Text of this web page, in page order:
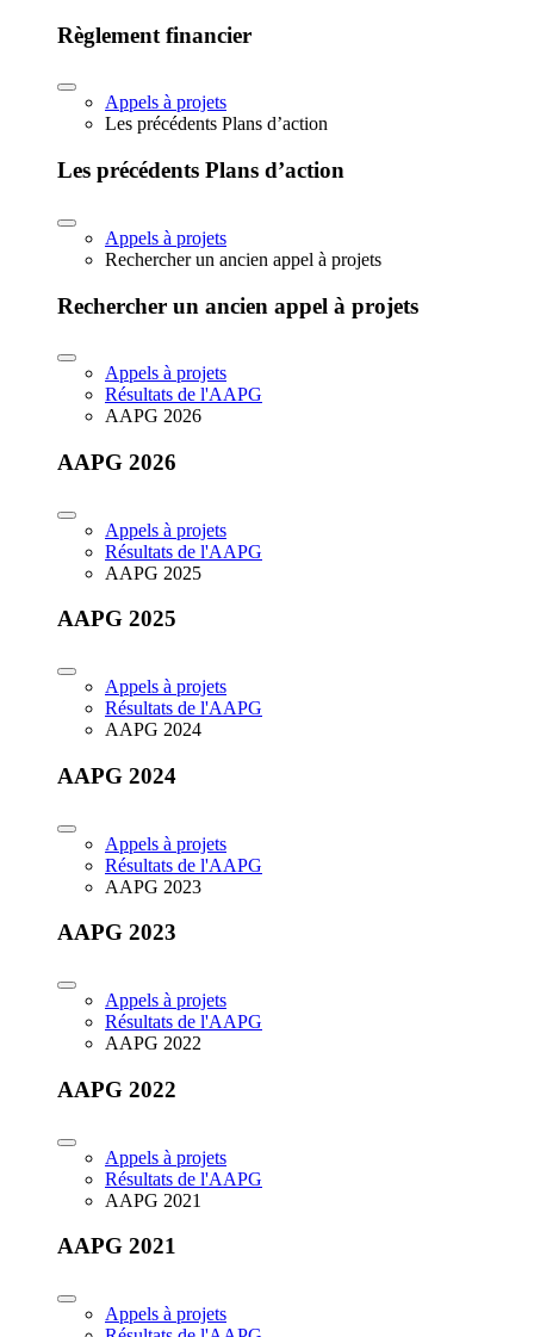
Règlement financier
Appels à projets
Les précédents Plans d’action
Les précédents Plans d’action
Appels à projets
Rechercher un ancien appel à projets
Rechercher un ancien appel à projets
Appels à projets
Résultats de l'AAPG
AAPG 2026
AAPG 2026
Appels à projets
Résultats de l'AAPG
AAPG 2025
AAPG 2025
Appels à projets
Résultats de l'AAPG
AAPG 2024
AAPG 2024
Appels à projets
Résultats de l'AAPG
AAPG 2023
AAPG 2023
Appels à projets
Résultats de l'AAPG
AAPG 2022
AAPG 2022
Appels à projets
Résultats de l'AAPG
AAPG 2021
AAPG 2021
Appels à projets